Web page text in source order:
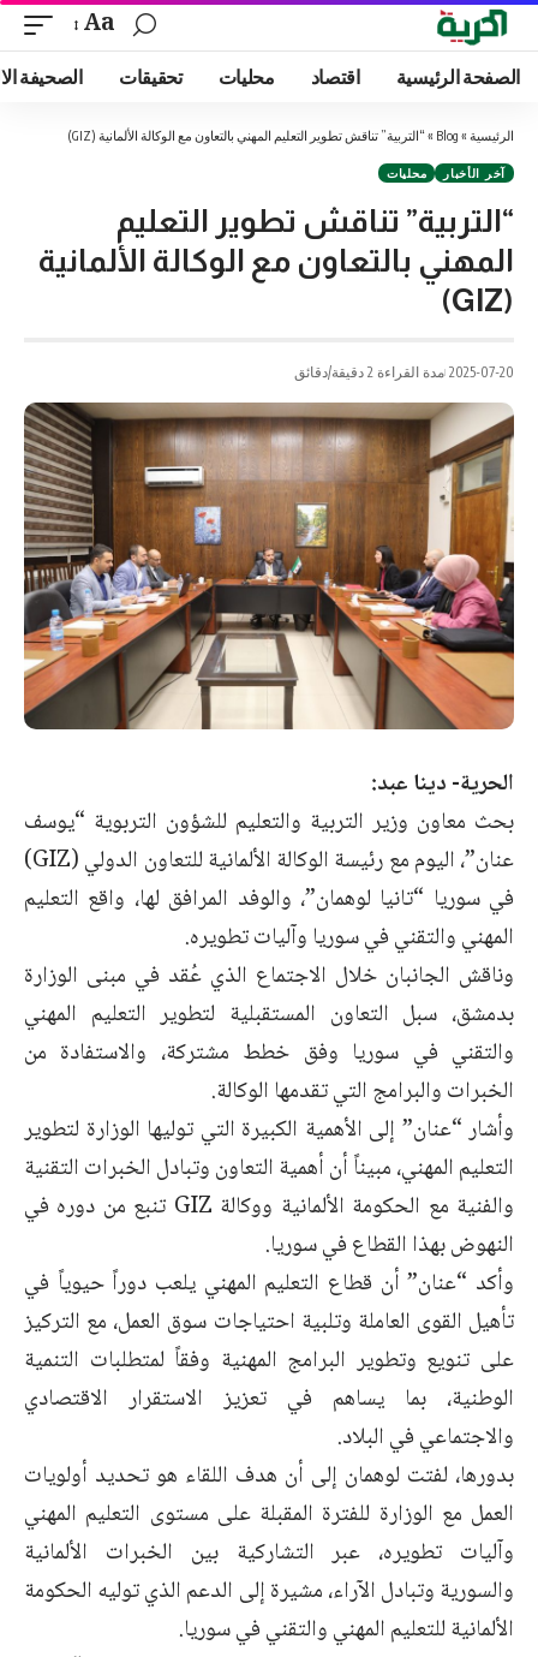
Aa
الصفحة الرئيسية اقتصاد محليات تحقيقات الصحيفة
الرئيسية »
Blog
»“التربية” تناقش تطوير التعليم المهني بالتعاون مع الوكالة الألمانية (GIZ)
آخر الأخبار محليات
“التربية” تناقش تطوير التعليم
المهني بالتعاون مع الوكالة الألمانية
(GIZ)
2025-07-20 مدة القراءة 2 دقيقة/دقائق
الحرية- دينا عبد:
بحث معاون وزير التربية والتعليم للشؤون التربوية “يوسف
عنان”، اليوم مع رئيسة الوكالة الألمانية للتعاون الدولي (GIZ)
في سوريا “تانيا لوهمان”، والوفد المرافق لها، واقع التعليم
المهني والتقني في سوريا وآليات تطويره.
وناقش الجانبان خلال الاجتماع الذي عُقد في مبنى الوزارة
بدمشق، سبل التعاون المستقبلية لتطوير التعليم المهني
والتقني في سوريا وفق خطط مشتركة، والاستفادة من
الخبرات والبرامج التي تقدمها الوكالة.
وأشار “عنان” إلى الأهمية الكبيرة التي توليها الوزارة لتطوير
التعليم المهني، مبيناً أن أهمية التعاون وتبادل الخبرات التقنية
والفنية مع الحكومة الألمانية ووكالة GIZ تنبع من دوره في
النهوض بهذا القطاع في سوريا.
وأكد “عنان” أن قطاع التعليم المهني يلعب دوراً حيوياً في
تأهيل القوى العاملة وتلبية احتياجات سوق العمل، مع التركيز
على تنويع وتطوير البرامج المهنية وفقاً لمتطلبات التنمية
الوطنية، بما يساهم في تعزيز الاستقرار الاقتصادي
والاجتماعي في البلاد.
بدورها، لفتت لوهمان إلى أن هدف اللقاء هو تحديد أولويات
العمل مع الوزارة للفترة المقبلة على مستوى التعليم المهني
وآليات تطويره، عبر التشاركية بين الخبرات الألمانية
والسورية وتبادل الآراء، مشيرة إلى الدعم الذي توليه الحكومة
الألمانية للتعليم المهني والتقني في سوريا.